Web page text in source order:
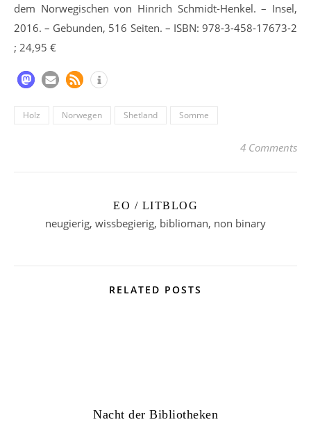
dem Norwegischen von Hinrich Schmidt-Henkel. – Insel,
2016. – Gebunden, 516 Seiten. – ISBN: 978-3-458-17673-2
; 24,95 €
Holz Norwegen Shetland Somme
4 Comments
EO / LITBLOG
neugierig, wissbegierig, biblioman, non binary
RELATED POSTS
Nacht der Bibliotheken